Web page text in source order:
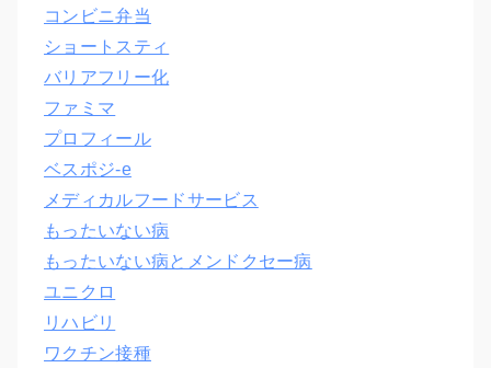
コンビニ弁当
ショートスティ
バリアフリー化
ファミマ
プロフィール
ベスポジ-e
メディカルフードサービス
もったいない病
もったいない病とメンドクセー病
ユニクロ
リハビリ
ワクチン接種